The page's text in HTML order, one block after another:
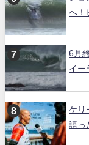
へ！
6月
イー
ケリ
語っ